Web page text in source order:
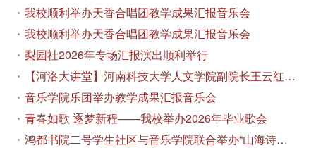
我校顺利举办天香合唱团教学成果汇报音乐会
我校顺利举办天香合唱团教学成果汇报音乐会
梨园社2026年专场汇报演出顺利举行
【河洛大讲堂】河南科技大学人文学院副院长王云红教授应邀作专题讲座
音乐学院乐团举办教学成果汇报音乐会
青春如歌 逐梦新程——我校举办2026年毕业歌会
鸿都书院二号学生社区与音乐学院联合举办“山海诗恋”合唱思政汇报音乐会